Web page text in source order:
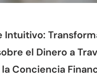
Intuitivo:
el Dinero a
Conciencia